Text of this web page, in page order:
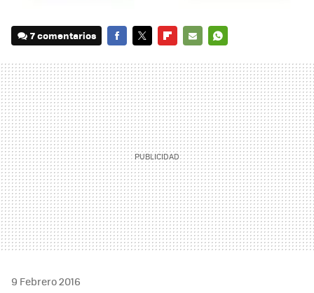
7 comentarios
MAIL
9 Febrero 2016